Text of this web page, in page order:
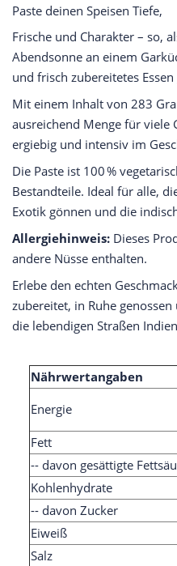
Paste deinen Speisen Tiefe,
Frische und Charakter – so,
Abendsonne an einem
und frisch zubereitetes
Mit einem Inhalt von 283
ausreichend Menge für viele
ergiebig und intensiv im
Die Paste ist 100 %
Bestandteile. Ideal für alle,
Exotik gönnen und die
Allergiehinweis: Dieses
andere Nüsse enthalten.
Erlebe den echten
zubereitet, in Ruhe
die lebendigen Straßen
Nährwertangaben
Energie
Fett
-- davon gesättigte
Kohlenhydrate
-- davon Zucker
Eiweiß
Salz